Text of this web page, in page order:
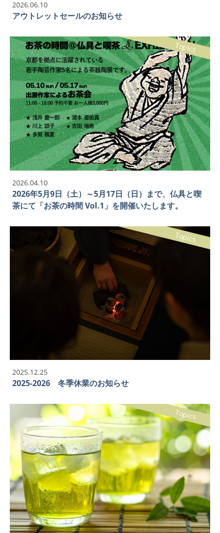
2026.06.10
アウトレットセールのお知らせ
2026.04.10
2026年5月9日（土）～5月17日（日）まで、仏具と喫
茶にて「お茶の時間 Vol.1」を開催いたします。
Topics
2025.12.25
2025-2026 冬季休業のお知らせ
Topics
Topics